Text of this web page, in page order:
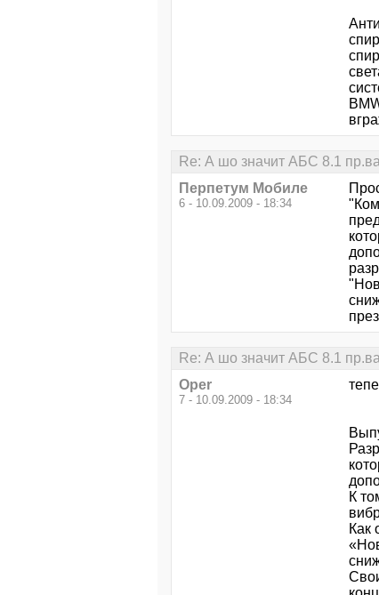
Re: А шо значит AБC 8.1
Перпетум Мобиле
6 - 10.09.2009 - 18:34
Re: А шо значит AБC 8.1
Oper
7 - 10.09.2009 - 18:34
К
Как